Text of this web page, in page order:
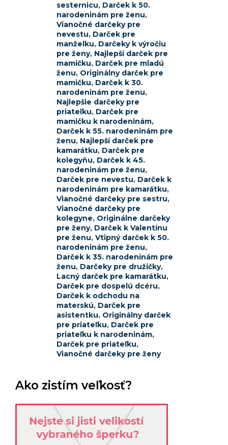
sesternicu, Darček k 50.
narodeninám pre ženu,
Vianočné darčeky pre
nevestu, Darček pre
manželku, Darčeky k výročiu
pre ženy, Najlepší darček pre
mamičku, Darček pre mladú
ženu, Originálny darček pre
mamičku, Darček k 30.
narodeninám pre ženu,
Najlepšie darčeky pre
priateľku, Darček pre
mamičku k narodeninám,
Darček k 55. narodeninám pre
ženu, Najlepší darček pre
kamarátku, Darček pre
kolegyňu, Darček k 45.
narodeninám pre ženu,
Darček pre nevestu, Darček k
narodeninám pre kamarátku,
Vianočné darčeky pre sestru,
Vianočné darčeky pre
kolegyne, Originálne darčeky
pre ženy, Darček k Valentínu
pre ženu, Vtipný darček k 50.
narodeninám pre ženu,
Darček k 35. narodeninám pre
ženu, Darčeky pre družičky,
Lacný darček pre kamarátku,
Darček pre dospelú dcéru,
Darček k odchodu na
materskú, Darček pre
asistentku, Originálny darček
pre priateľku, Darček pre
priateľku k narodeninám,
Darček pre priateľku,
Vianočné darčeky pre ženy
Ako zistím veľkosť?